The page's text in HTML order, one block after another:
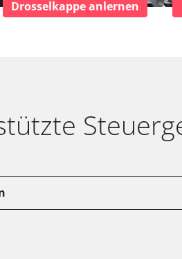
Drosselkappe anlernen